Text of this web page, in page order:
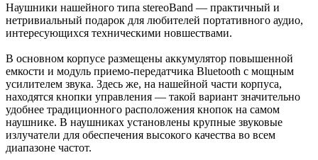
Наушники нашейного типа stereoBand — практичный и
нетривиальный подарок для любителей портативного аудио,
интересующихся техническими новшествами.
В основном корпусе размещены аккумулятор повышенной
емкости и модуль приемо-передатчика Bluetooth с мощным
усилителем звука. Здесь же, на нашейной части корпуса,
находятся кнопки управления — такой вариант значительно
удобнее традиционного расположения кнопок на самом
наушнике. В наушниках установлены крупные звуковые
излучатели для обеспечения высокого качества во всем
диапазоне частот.